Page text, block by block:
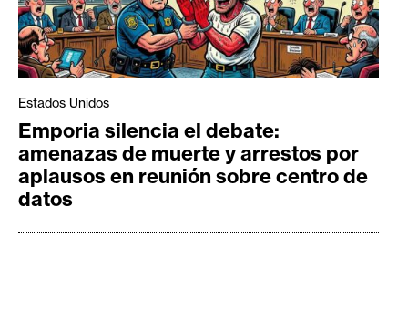
Estados Unidos
Emporia silencia el debate:
amenazas de muerte y arrestos por
aplausos en reunión sobre centro de
datos